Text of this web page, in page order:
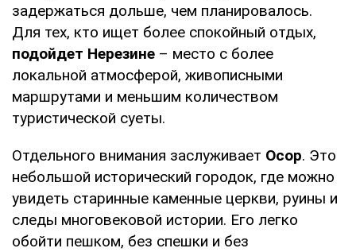
задержаться дольше, чем планировалось.
Для тех, кто ищет более спокойный отдых,
подойдет Нерезине – место с более
локальной атмосферой, живописными
маршрутами и меньшим количеством
туристической суеты.
Отдельного внимания заслуживает Осор. Это
небольшой исторический городок, где можно
увидеть старинные каменные церкви, руины и
следы многовековой истории. Его легко
обойти пешком, без спешки и без